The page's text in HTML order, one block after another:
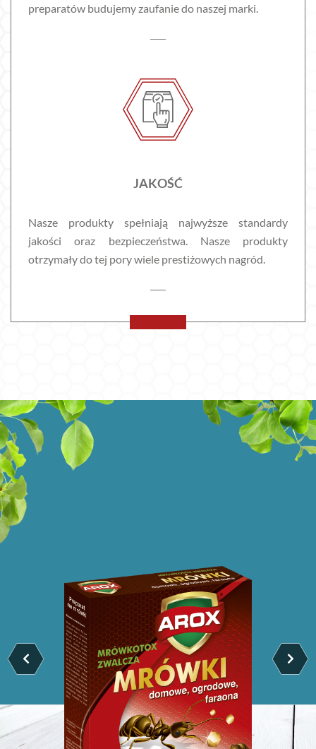
preparatów budujemy zaufanie do naszej marki.
JAKOŚĆ
Nasze produkty spełniają najwyższe standardy
jakości oraz bezpieczeństwa. Nasze produkty
otrzymały do tej pory wiele prestiżowych nagród.